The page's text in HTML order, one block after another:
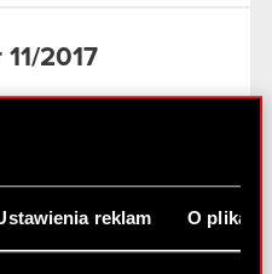
reklam O
2017
Zarządu spółki na
Art. 56 ust. 1
S.A. (dalej jako
23…Czytaj dalej